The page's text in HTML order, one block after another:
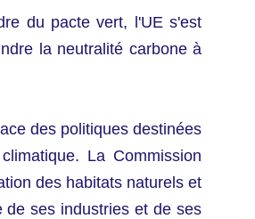
du pacte vert, l'UE s'est
la neutralité carbone à
des politiques destinées
La Commission
des habitats naturels et
de ses industries et de ses